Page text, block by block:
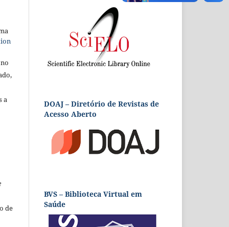
a
de
DOAJ – Diretório de Revistas de
Acesso Aberto
BVS – Biblioteca Virtual em
Saúde